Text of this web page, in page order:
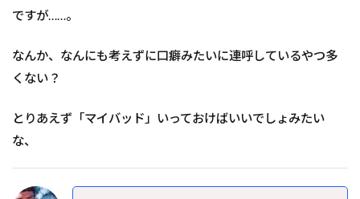
ですが……。
なんか、なんにも考えずに口癖みたいに連呼しているやつ多
くない？
とりあえず「マイバッド」いっておけばいいでしょみたい
な、